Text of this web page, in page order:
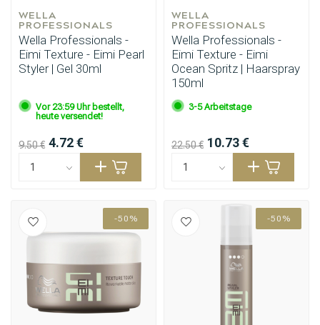
WELLA
PROFESSIONALS
Wella Professionals -
Eimi Texture - Eimi Pearl
Styler | Gel 30ml
Vor 23:59 Uhr bestellt,
heute versendet!
9.50 € 4.72 €
WELLA
PROFESSIONALS
Wella Professionals -
Eimi Texture - Eimi
Ocean Spritz | Haarspray
150ml
3-5 Arbeitstage
22.50 € 10.73 €
-50% -50%